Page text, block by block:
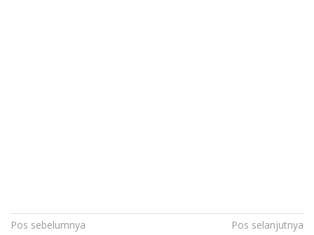
Navigasi
Pos sebelumnya
Pos selanjutnya